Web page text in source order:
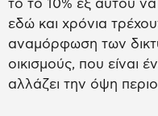
το το 10% εξ αυτού να
εδώ και χρόνια
αναμόρφωση των
οικισμούς, που είναι
αλλάζει την όψη